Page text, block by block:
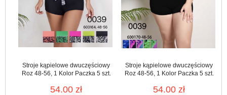
Stroje kąpielowe dwuczęściowy
Roz 48-56, 1 Kolor Paczka 5 szt.
54.00 zł
Stroje kąpielowe dwuczęściowy
Roz 48-56, 1 Kolor Paczka 5 szt.
54.00 zł